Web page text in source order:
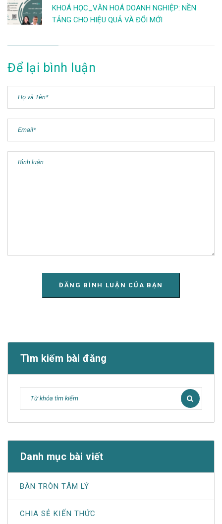
KHOÁ HỌC_VĂN HOÁ DOANH NGHIỆP: NỀN
TẢNG CHO HIỆU QUẢ VÀ ĐỔI MỚI
Để lại bình luận
Tìm kiếm bài đăng
Danh mục bài viết
BÀN TRÒN TÂM LÝ
CHIA SẺ KIẾN THỨC